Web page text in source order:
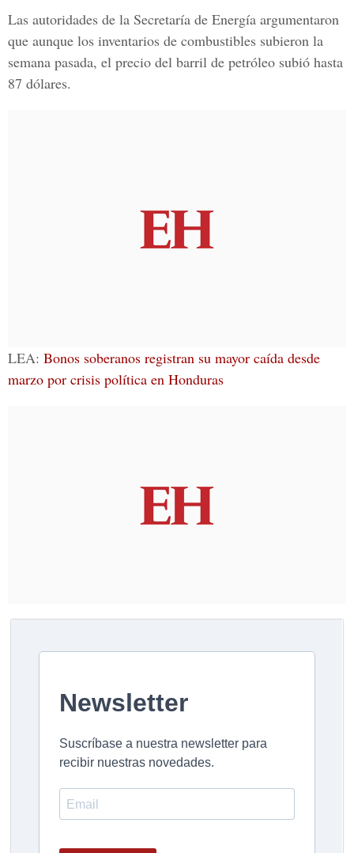
Las autoridades de la Secretaría de Energía argumentaron
que aunque los inventarios de combustibles subieron la
semana pasada, el precio del barril de petróleo subió hasta
87 dólares.
LEA: Bonos soberanos registran su mayor caída desde
marzo por crisis política en Honduras